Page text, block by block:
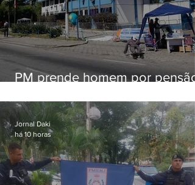
PM prende homem por pensão
Jornal Daki
há 10 horas